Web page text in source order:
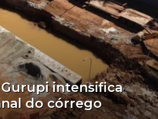
intensifica
do córrego